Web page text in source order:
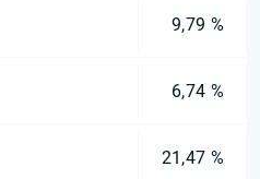
9,79 %
6,74 %
21,47 %